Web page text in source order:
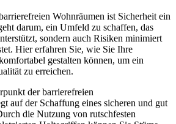
Wohnräumen ist Sicherheit ein
darum, ein Umfeld zu schaffen, das
sondern auch Risiken minimiert
Hier erfahren Sie, wie Sie Ihre
gestalten können, um ein
zu erreichen.
der barrierefreien
auf der Schaffung eines sicheren und gut
die Nutzung von rutschfesten